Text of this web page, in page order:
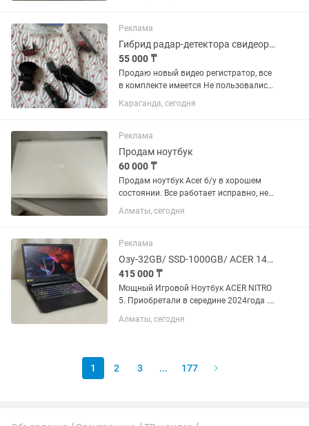
интересных приложений. Пульт в
забрать через курьера.
Реклама
Гибрид радар-детектора свидеорегистратором и gps глонасс
55 000 ₸
Продаю новый видео регистратор, все
в комплекте имеется Не пользовались
по причине продажи авто основные
технические характеристики
1 (в черном цвете): Общие...
Караганда, сегодня
Реклама
Продам ноутбук
60 000 ₸
Продам ноутбук Acer б/у в хорошем
состоянии. Все работает исправно, не
зависает. Характеристики: • Экран
15,6" (1366×768) • Оперативная память
жесткий ДИСК -...
Алматы, сегодня
Реклама
Озу-32GB/ SSD-1000GB/ ACER 144Герц/ Игровой Ноутбук
415 000 ₸
Мощный Игровой Ноутбук ACER NITRO
5. Приобретали в середине 2024года .
15,6 Дюймовый Full HD Экран 144Герц
Алматы, сегодня
1 2 3 ... 177